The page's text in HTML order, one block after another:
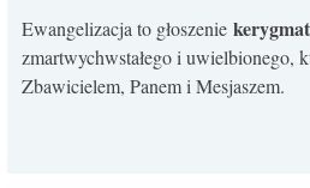
Ewangelizacja to głoszenie
zmartwychwstałego i uwielbionego,
Zbawicielem, Panem i Mesjaszem.